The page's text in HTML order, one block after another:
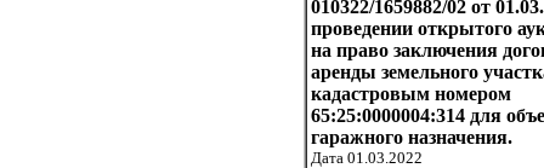
010322/1659882/02 от
проведении открытого
на право заключения
аренды земельного
кадастровым номером
65:25:0000004:314 для
гаражного назначения.
Дата 01.03.2022